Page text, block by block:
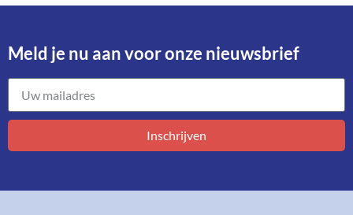
Meld je nu aan voor onze nieuwsbrief​
Inschrijven